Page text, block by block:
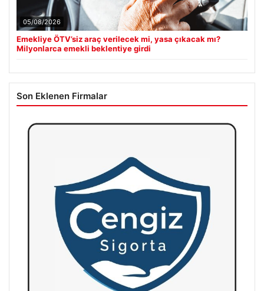
05/08/2026
Emekliye ÖTV’siz araç verilecek mi, yasa çıkacak mı?
Milyonlarca emekli beklentiye girdi
Son Eklenen Firmalar